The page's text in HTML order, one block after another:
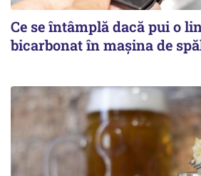
Ce se întâmplă dacă pui o
bicarbonat în mașina de